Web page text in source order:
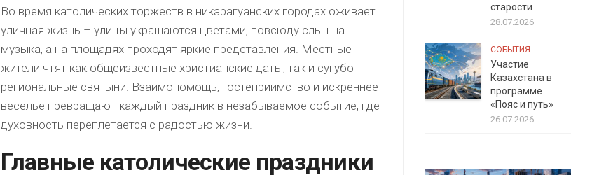
Во время католических торжеств в никарагуанских городах оживает
уличная жизнь – улицы украшаются цветами, повсюду слышна
музыка, а на площадях проходят яркие представления. Местные
жители чтят как общеизвестные христианские даты, так и сугубо
региональные святыни. Взаимопомощь, гостеприимство и искреннее
веселье превращают каждый праздник в незабываемое событие, где
духовность переплетается с радостью жизни.
Главные католические праздники
старости
28.07.2026
СОБЫТИЯ
Участие
Казахстана в
программе
«Пояс и путь»
26.07.2026